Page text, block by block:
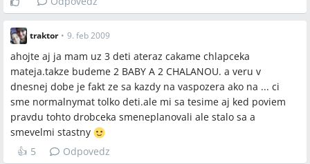
traktor • 9. feb 2009
ahojte aj ja mam uz 3 deti ateraz cakame chlapceka
mateja.takze budeme 2 BABY A 2 CHALANOU. a veru v
dnesnej dobe je fakt ze sa kazdy na vaspozera ako na ... ci
sme normalnymat tolko deti.ale mi sa tesime aj ked poviem
pravdu tohto drobceka smeneplanovali ale stalo sa a
smevelmi stastny
👍 5 Odpovedz